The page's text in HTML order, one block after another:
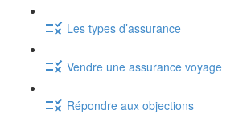
Les types d’assurance
Vendre une assurance voyage
Répondre aux objections